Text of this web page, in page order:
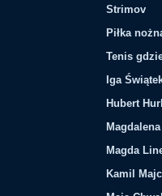
Strimov
Piłka
Tenis
Iga
Hubert
Magda
Kamil